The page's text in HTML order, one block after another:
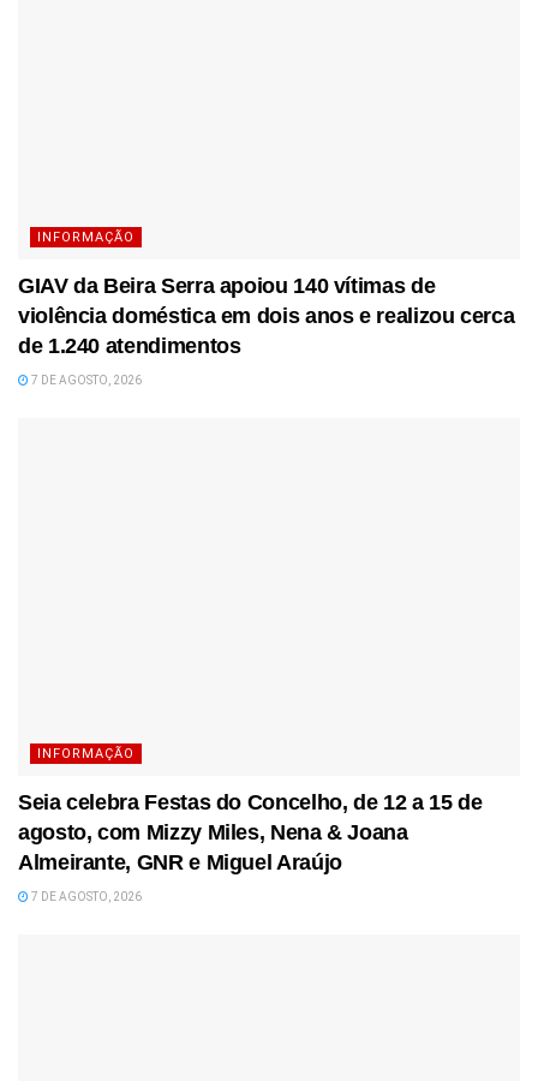
INFORMAÇÃO
GIAV da Beira Serra apoiou 140 vítimas de
violência doméstica em dois anos e realizou cerca
de 1.240 atendimentos
7 DE AGOSTO, 2026
INFORMAÇÃO
Seia celebra Festas do Concelho, de 12 a 15 de
agosto, com Mizzy Miles, Nena & Joana
Almeirante, GNR e Miguel Araújo
7 DE AGOSTO, 2026